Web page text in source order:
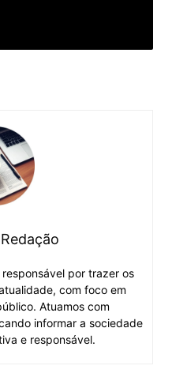
por trazer os
com foco em
Atuamos com
informar a sociedade
e responsável.